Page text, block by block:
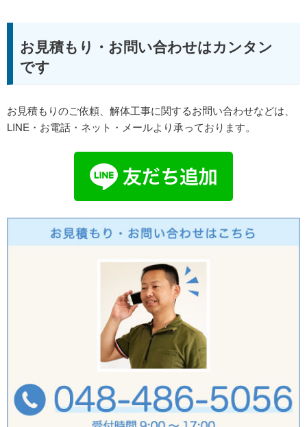
お見積もり・お問い合わせはカンタン
です
お見積もりのご依頼、解体工事に関するお問い合わせなどは、
LINE・お電話・ネット・メールより承っております。